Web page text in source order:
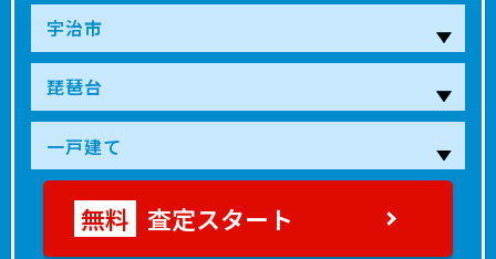
査定スタート